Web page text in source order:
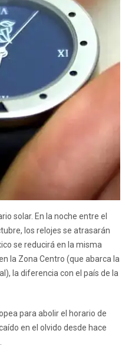
solar. En la noche entre el
los relojes se atrasarán
se reducirá en la misma
la Zona Centro (que abarca la
la diferencia con el país de la
para abolir el horario de
en el olvido desde hace